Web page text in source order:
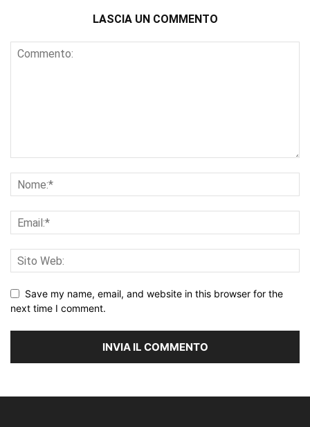
LASCIA UN COMMENTO
Save my name, email, and website in this browser for the
next time I comment.